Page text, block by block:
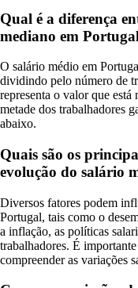
Qual é a diferença
mediano em
O salário médio em
dividindo pelo número de
representa o valor que
metade dos trabalhadores
abaixo.
Quais são os
evolução do salário
Diversos fatores podem
Portugal, tais como o
a inflação, as políticas
trabalhadores. É
compreender as variações